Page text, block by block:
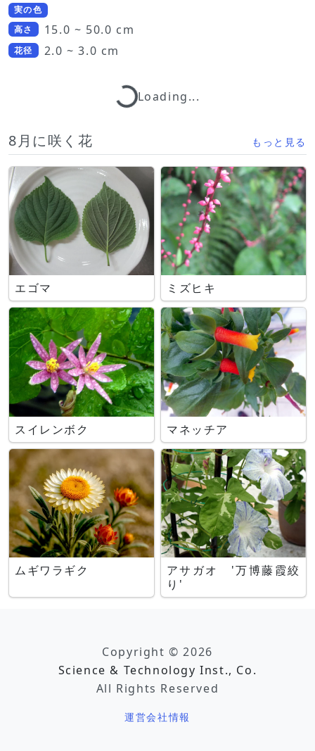
実の色
高さ
15.0 ~ 50.0 cm
花径 2.0 ~ 3.0 cm
Loading...Loading...
8月に咲く花 もっと見る
エゴマ ミズヒキ
スイレンボク マネッチア
ムギワラギク
アサガオ '万博藤霞絞
り'
Copyright © 2026
Science & Technology Inst., Co.
All Rights Reserved
運営会社情報